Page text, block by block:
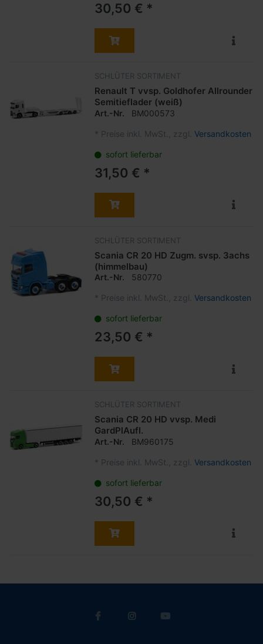
30,50 € *
SCHLÜTER SORTIMENT
Renault T vvsp. Goldhofer Allrounder
Semitieflader (weiß)
Art.-Nr. BM000573
* Preise inkl. MwSt., zzgl. Versandkosten
sofort lieferbar
31,50 € *
SCHLÜTER SORTIMENT
Scania CR 20 HD Zugm. svsp. 3achs
(himmelbau)
Art.-Nr. 580770
* Preise inkl. MwSt., zzgl. Versandkosten
sofort lieferbar
23,50 € *
SCHLÜTER SORTIMENT
Scania CR 20 HD vvsp. Medi
GardPlAufl.
Art.-Nr. BM960175
* Preise inkl. MwSt., zzgl. Versandkosten
sofort lieferbar
30,50 € *